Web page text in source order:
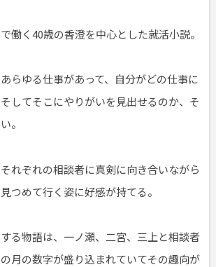
働く40歳の香澄を中心とした就活小説。
らゆる仕事があって、自分がどの仕事に
してそこにやりがいを見出せるのか、そ
。
れぞれの相談者に真剣に向き合いながら
つめて行く姿に好感が持てる。
る物語は、一ノ瀬、二宮、三上と相談者
月の数字が盛り込まれていてその趣向が